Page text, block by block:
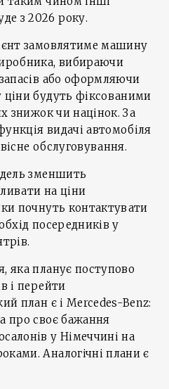
з 2026 року.
замовлятиме машину
вибираючи
або оформляючи
будуть фіксованими
знижок чи націнок. За
видачі автомобіля
обслуговування.
зменшить
на ціни
почнуть контактувати
посередників у
яка планує поступово
і перейти
план є і Mercedes-Benz:
про своє бажання
у Німеччині на
Аналогічні плани є